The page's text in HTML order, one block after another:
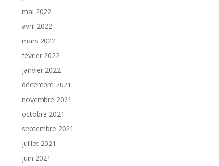
mai 2022
avril 2022
mars 2022
février 2022
janvier 2022
décembre 2021
novembre 2021
octobre 2021
septembre 2021
juillet 2021
juin 2021